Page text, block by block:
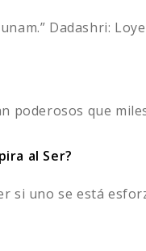
Dadashri:
poderosos que
al Ser?
si uno se está